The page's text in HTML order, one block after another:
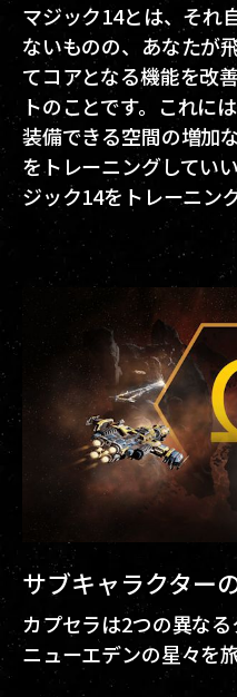
マジック14とは、それ
ないものの、あなたが
てコアとなる機能を改
トのことです。これに
装備できる空間の増加
をトレーニングしてい
ジック14をトレーニン
サブキャラクター
カプセラは2つの異なる
ニューエデンの星々を